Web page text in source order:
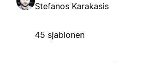
Stefanos Karakasis
45 sjablonen